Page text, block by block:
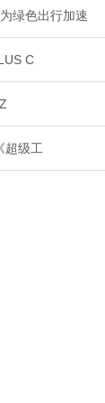
绿色出行加速
C
超级工